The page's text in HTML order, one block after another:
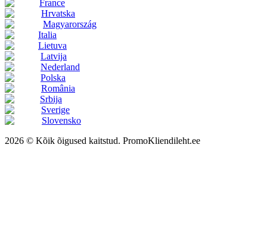
France
Hrvatska
Magyarország
Italia
Lietuva
Latvija
Nederland
Polska
România
Srbija
Sverige
Slovensko
2026 © Kõik õigused kaitstud. PromoKliendileht.ee